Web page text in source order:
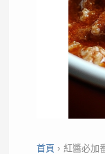
首頁 › 紅醬必加